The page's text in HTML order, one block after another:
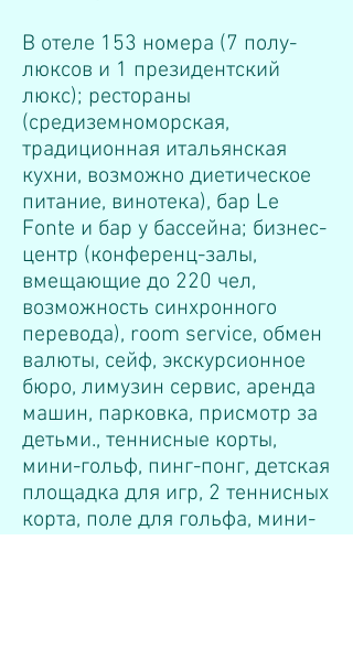
В отеле 153 номера (7 полу-
люксов и 1 президентский
люкс); рестораны
(средиземноморская,
традиционная итальянская
кухни, возможно диетическое
питание, винотека), бар Le
Fonte и бар у бассейна; бизнес-
центр (конференц-залы,
вмещающие до 220 чел,
возможность синхронного
перевода), room service, обмен
валюты, сейф, экскурсионное
бюро, лимузин сервис, аренда
машин, парковка, присмотр за
детьми., теннисные корты,
мини-гольф, пинг-понг, детская
площадка для игр, 2 теннисных
корта, поле для гольфа, мини-